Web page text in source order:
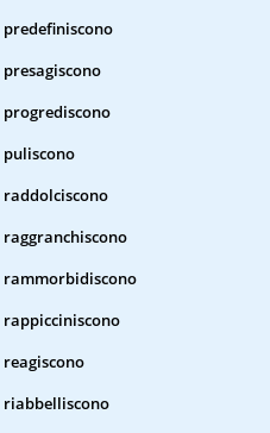
predefiniscono
presagiscono
progrediscono
puliscono
raddolciscono
raggranchiscono
rammorbidiscono
rappicciniscono
reagiscono
riabbelliscono